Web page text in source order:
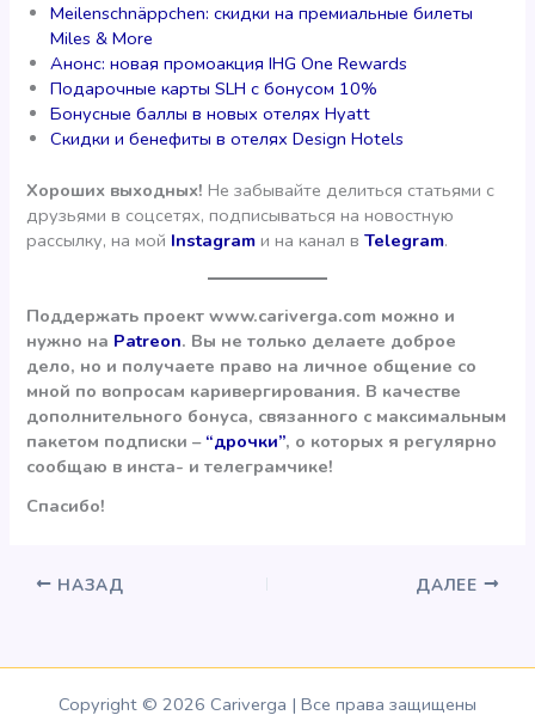
Meilenschnäppchen: скидки на премиальные билеты
Miles & More
Анонс: новая промоакция IHG One Rewards
Подарочные карты SLH с бонусом 10%
Бонусные баллы в новых отелях Hyatt
Скидки и бенефиты в отелях Design Hotels
Хороших выходных!Не забывайте делиться статьями с
друзьями в соцсетях, подписываться на новостную
рассылку, на мой Instagram и на канал вTelegram.
Поддержать проект www.cariverga.com можно и
нужно на Patreon. Вы не только делаете доброе
дело, но и получаете право на личное общение со
мной по вопросам каривергирования. В качестве
дополнительного бонуса, связанного с максимальным
пакетом подписки – “дрочки”, о которых я регулярно
сообщаю в инста- и телеграмчике!
Спасибо!
НАЗАД ДАЛЕЕ
Copyright © 2026 Cariverga | Все права защищены